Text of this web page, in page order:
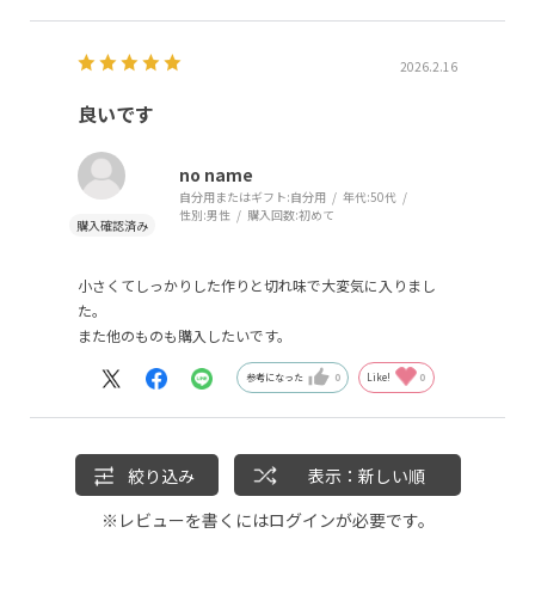
2026.2.16
良いです
no name
自分用またはギフト:自分用 年代:50代
性別:男性 購入回数:初めて
小さくてしっかりした作りと切れ味で大変気に入りまし
た。
また他のものも購入したいです。
参考になった 0 Like! 0
絞り込み
表示：新しい順
※レビューを書くにはログインが必要です。